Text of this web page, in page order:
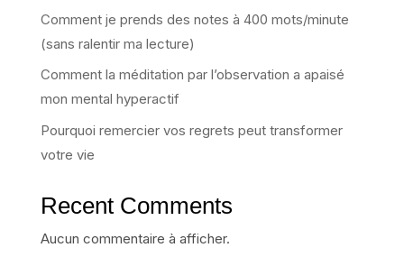
Comment je prends des notes à 400 mots/minute
(sans ralentir ma lecture)
Comment la méditation par l’observation a apaisé
mon mental hyperactif
Pourquoi remercier vos regrets peut transformer
votre vie
Recent Comments
Aucun commentaire à afficher.